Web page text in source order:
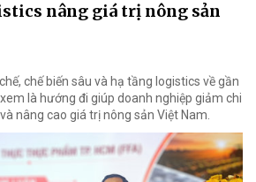
nâng giá trị nông sản
chế biến sâu và hạ tầng logistics về gần
là hướng đi giúp doanh nghiệp giảm chi
nâng cao giá trị nông sản Việt Nam.